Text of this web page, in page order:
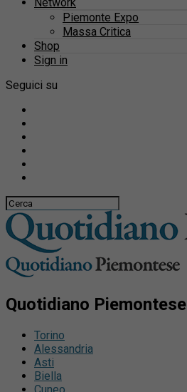
Piemonte Expo
Massa Critica
Shop
Sign in
Seguici su
Quotidiano Piemontese
Torino
Alessandria
Asti
Biella